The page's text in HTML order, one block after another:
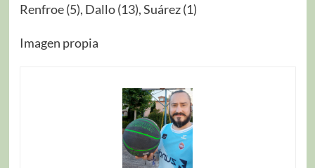
Renfroe (5), Dallo (13), Suárez (1)
Imagen propia